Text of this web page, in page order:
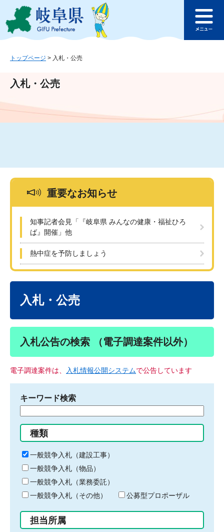
ジ
ュ
文
このページの本文へ
ュ
トップページ > 入札・公売
入札・公売
重要なお知らせ
知事記者会見「『岐阜県 みんなの健康・福祉ひろ
ば』開催」他
熱中症を予防しましょう
入札・公売
入札公告の検索 （電子調達案件以外）
電子調達案件は、 入札情報公開システムで公告しています
キーワード検索
る
キ
ー
ワ
ー
ド
入
力
種類
一般競争入札（建設工事）
一般競争入札（物品）
一般競争入札（業務委託）
一般競争入札（その他）
公募型プロポーザル
担当所属